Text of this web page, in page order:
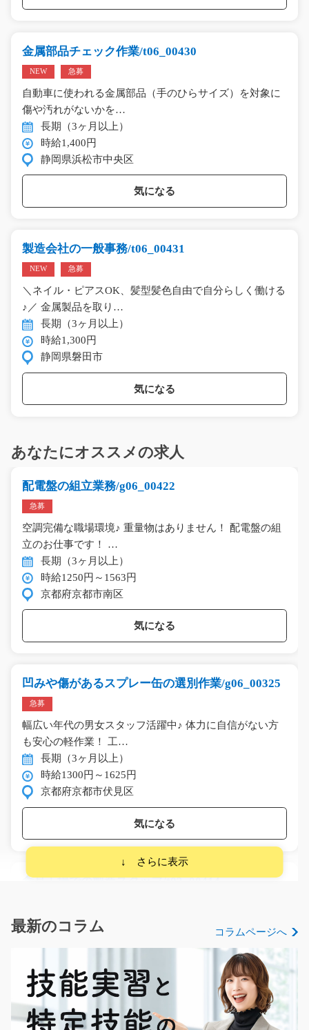
金属部品チェック作業/t06_00430
NEW 急募
自動車に使われる金属部品（手のひらサイズ）を対象に
傷や汚れがないかを…
長期（3ヶ月以上）
時給1,400円
静岡県浜松市中央区
気になる
製造会社の一般事務/t06_00431
NEW 急募
＼ネイル・ピアスOK、髪型髪色自由で自分らしく働ける
♪／ 金属製品を取り…
長期（3ヶ月以上）
時給1,300円
静岡県磐田市
気になる
あなたにオススメの求人
配電盤の組立業務/g06_00422
急募
空調完備な職場環境♪ 重量物はありません！ 配電盤の組
立のお仕事です！ …
長期（3ヶ月以上）
時給1250円～1563円
京都府京都市南区
気になる
凹みや傷があるスプレー缶の選別作業/g06_00325
急募
幅広い年代の男女スタッフ活躍中♪ 体力に自信がない方
も安心の軽作業！ 工…
長期（3ヶ月以上）
時給1300円～1625円
京都府京都市伏見区
気になる
食品工場での製造スタッフ/t03_00414
地元で働きたい人、大集合♪◎担当者が推薦◎私もここで
時給1050円～
熊本県宇城市
気になる
最新のコラム コラムページへ